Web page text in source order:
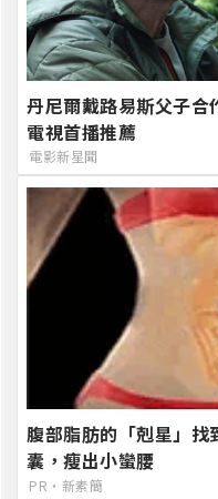
丹尼爾戴路易斯父子合
電視首播推薦
電影新星聞
腹部脂肪的「剋星」找
囊，瘦出小蠻腰
PR・新素簡